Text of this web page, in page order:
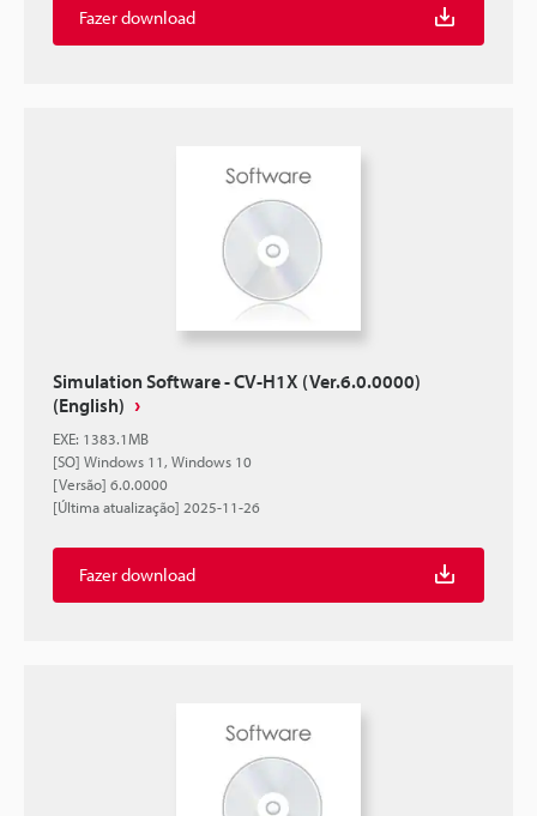
Fazer download
Simulation Software - CV-H1X (Ver.6.0.0000)
(English)
EXE: 1383.1MB
[SO] Windows 11, Windows 10
[Versão] 6.0.0000
[Última atualização] 2025-11-26
Fazer download